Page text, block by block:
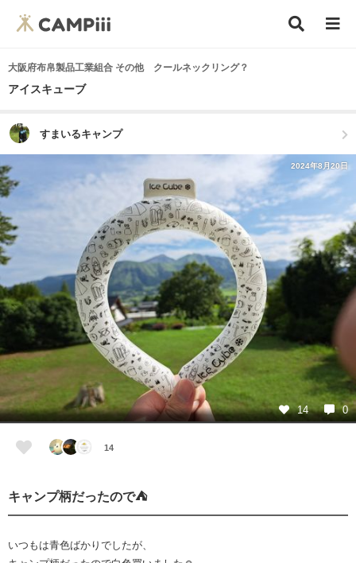
大阪府布帛製品工業組合 その他 クールネックリング？
アイスキューブ
すまいるキャンプ
2024年8月20日
14 0
14
キャンプ柄だったので⛺
いつもは青色ばかりでしたが、